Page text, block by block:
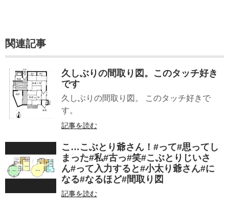
関連記事
久しぶりの間取り図。このタッチ好き
です
久しぶりの間取り図。 このタッチ好きで
す。
記事を読む
こ…こぶとり爺さん！#って#思ってし
まった#私#古っ#笑#こぶとりじいさ
ん#って入力すると#小太り爺さん#に
なる#なるほど#間取り図
記事を読む